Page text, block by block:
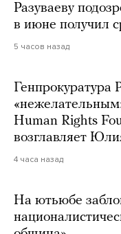
Разуваеву
в июне получил
5 часов назад
Генпрокуратура
Human Rights
возглавляет
4 часа назад
На ютьюбе